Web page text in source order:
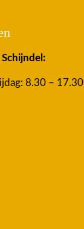
8.30 – 17.30